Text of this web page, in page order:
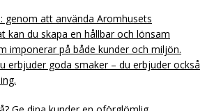
genom att använda Aromhusets
kan du skapa en hållbar och lönsam
imponerar på både kunder och miljön.
erbjuder goda smaker – du erbjuder också